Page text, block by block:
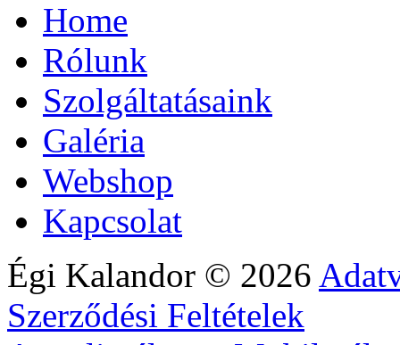
Home
Rólunk
Szolgáltatásaink
Galéria
Webshop
Kapcsolat
Égi Kalandor © 2026
Szerződési Feltételek